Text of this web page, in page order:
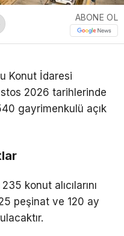
ABONE OL
Konut İdaresi
2026 tarihlerinde
gayrimenkulü açık
konut alıcılarını
peşinat ve 120 ay